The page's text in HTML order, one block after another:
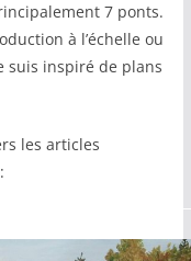
7 ponts.
à l’échelle ou
suis inspiré de plans
les articles